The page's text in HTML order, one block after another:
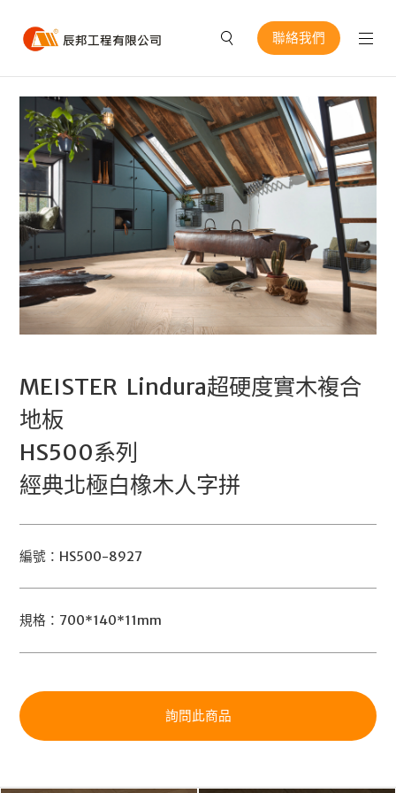
聯絡我們
MEISTER Lindura超硬度實木複合
地板
HS500系列
經典北極白橡木人字拼
編號：HS500-8927
規格：700*140*11mm
詢問此商品